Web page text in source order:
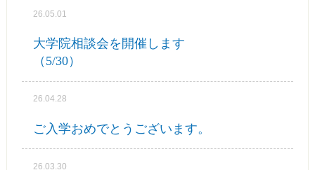
26.05.01
大学院相談会を開催します
（5/30）
26.04.28
ご入学おめでとうございます。
26.03.30